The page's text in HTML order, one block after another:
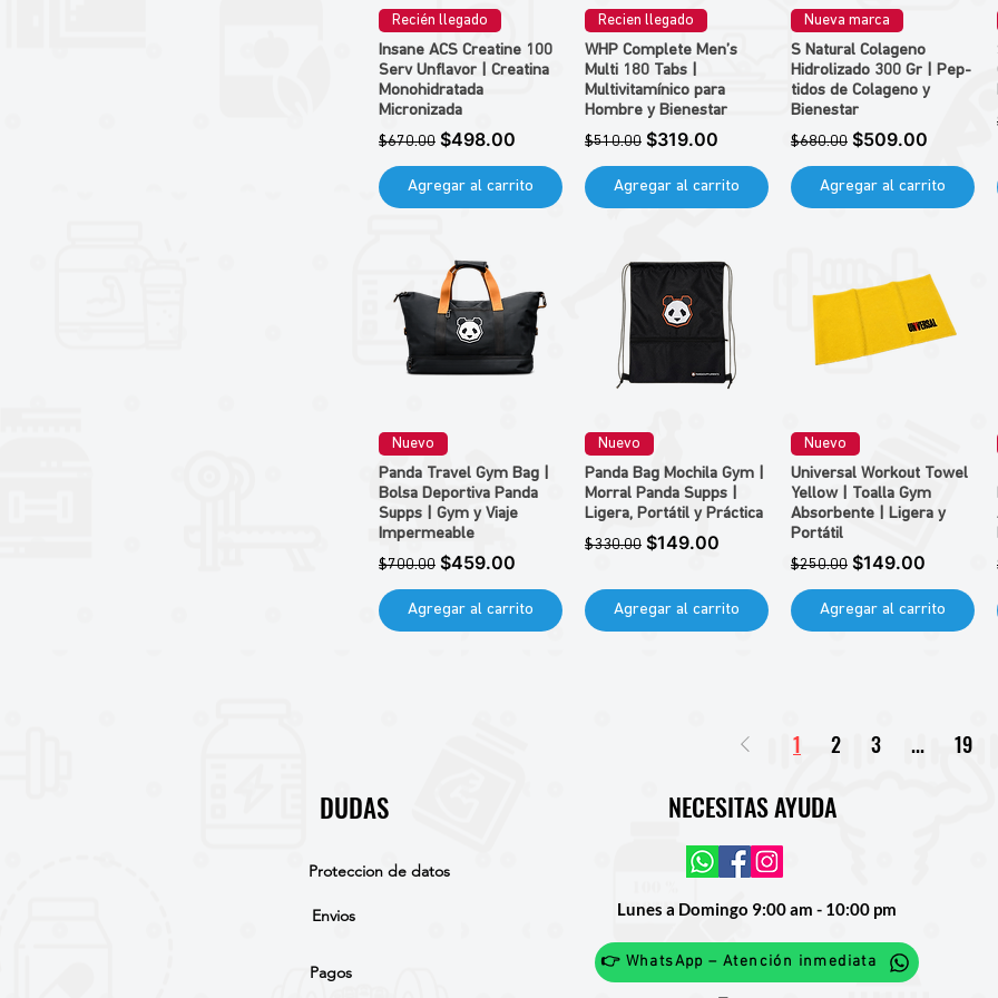
Recién llegado
Insane ACS Creatine 100
Serv Unflavor | Creatina
Monohidratada
Micronizada
Precio
$670.00 Precio de oferta
$498.00
Agregar al carrito
Recien llegado
WHP Complete Men’s
Multi 180 Tabs |
Multivitamínico para
Hombre y Bienestar
Precio
$510.00 Precio de oferta
$319.00
Agregar al carrito
Nueva marca
S Natural Colageno
Hidrolizado 300 Gr | Pep-
tidos de Colageno y
Bienestar
Precio
$680.00 Precio de oferta
$509.00
Agregar al carrito
Nuevo
Panda Travel Gym Bag |
Bolsa Deportiva Panda
Supps | Gym y Viaje
Impermeable
Precio
$700.00 Precio de oferta
$459.00
Agregar al carrito
Nuevo
Panda Bag Mochila Gym |
Morral Panda Supps |
Ligera, Portátil y Práctica
Precio
$330.00 Precio de oferta
$149.00
Agregar al carrito
Nuevo
Universal Workout Towel
Yellow | Toalla Gym
Absorbente | Ligera y
Portátil
Precio
$250.00 Precio de oferta
$149.00
Agregar al carrito
1 2 3 ... 19
DUDAS
Proteccion de datos
Envios
Pagos
NECESITAS AYUDA
Lunes a Domingo 9:00 am - 10:00 pm
👉 WhatsApp – Atención inmediata